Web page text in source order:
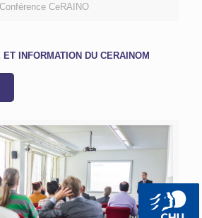
Conférence CeRAINO
INFORMATION DU CERAINOM